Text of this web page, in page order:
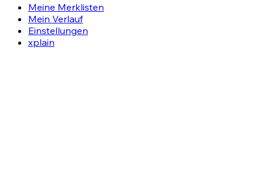
Meine Merklisten
Mein Verlauf
Einstellungen
xplain